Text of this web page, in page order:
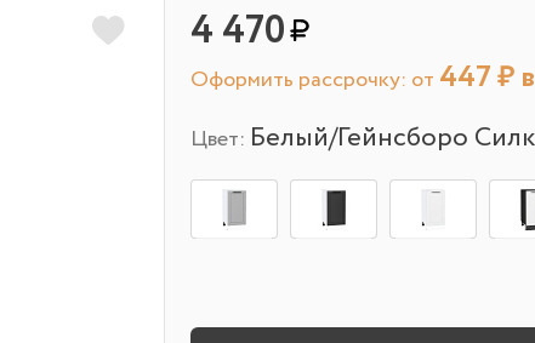
4 470
Оформить рассрочку: от 447₽
Цвет: Белый/Гейнсборо Силк